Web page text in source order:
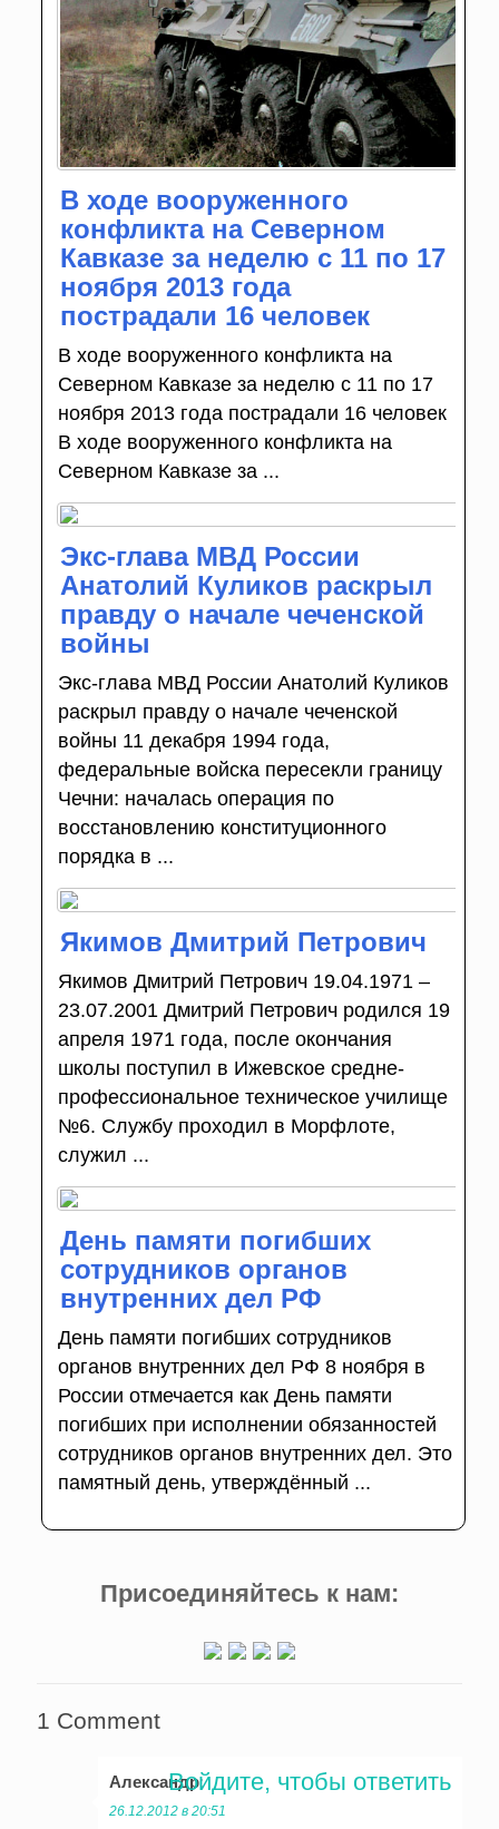
В ходе вооруженного
конфликта на Северном
Кавказе за неделю с 11 по 17
ноября 2013 года
пострадали 16 человек
В ходе вооруженного конфликта на
Северном Кавказе за неделю с 11 по 17
ноября 2013 года пострадали 16 человек
В ходе вооруженного конфликта на
Северном Кавказе за ...
Экс-глава МВД России
Анатолий Куликов раскрыл
правду о начале чеченской
войны
Экс-глава МВД России Анатолий Куликов
раскрыл правду о начале чеченской
войны 11 декабря 1994 года,
федеральные войска пересекли границу
Чечни: началась операция по
восстановлению конституционного
порядка в ...
Якимов Дмитрий Петрович
Якимов Дмитрий Петрович 19.04.1971 –
23.07.2001 Дмитрий Петрович родился 19
апреля 1971 года, после окончания
школы поступил в Ижевское средне-
профессиональное техническое училище
№6. Службу проходил в Морфлоте,
служил ...
День памяти погибших
сотрудников органов
внутренних дел РФ
День памяти погибших сотрудников
органов внутренних дел РФ 8 ноября в
России отмечается как День памяти
погибших при исполнении обязанностей
сотрудников органов внутренних дел. Это
памятный день, утверждённый ...
Присоединяйтесь к нам:
1 Comment
Александр:
26.12.2012 в 20:51
Войдите, чтобы ответить